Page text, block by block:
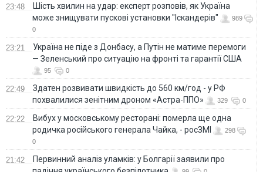
23:48
Шість хвилин на удар: експерт розповів, як Україна
може знищувати пускові установки "Іскандерів"
989
0
23:21
Україна не піде з Донбасу, а Путін не матиме перемоги
— Зеленський про ситуацію на фронті та гарантії США
95 0
22:49
Здатен розвивати швидкість до 560 км/год - у РФ
похвалилися зенітним дроном «Астра-ППО»
329 0
22:22
Вибух у московському ресторані: померла ще одна
родичка російського генерала Чайка, - росЗМІ
298
0
21:42
Первинний аналіз уламків: у Болгарії заявили про